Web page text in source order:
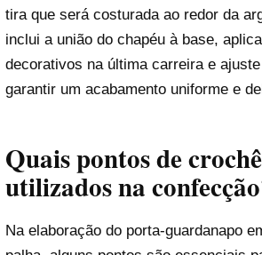
tira que será costurada ao redor da
inclui a união do chapéu à base,
decorativos na última carreira e
garantir um acabamento uniforme e
Quais pontos de
utilizados na
Na elaboração do porta-guardanapo